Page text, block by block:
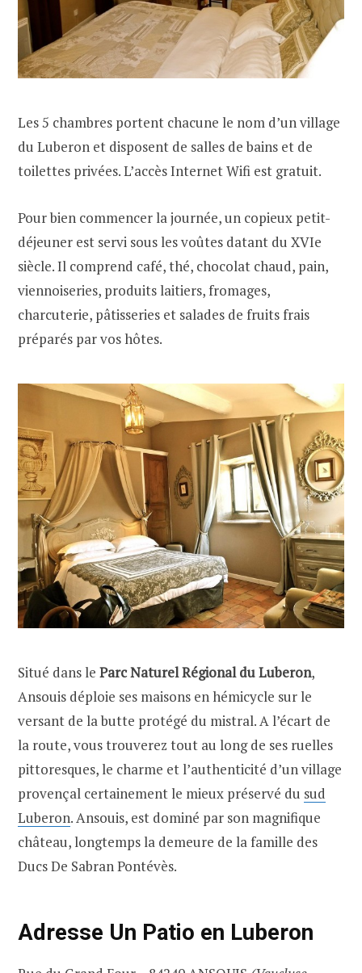
Les 5 chambres portent chacune le nom d’un village
du Luberon et disposent de salles de bains et de
toilettes privées. L’accès Internet Wifi est gratuit.
Pour bien commencer la journée, un copieux petit-
déjeuner est servi sous les voûtes datant du XVIe
siècle. Il comprend café, thé, chocolat chaud, pain,
viennoiseries, produits laitiers, fromages,
charcuterie, pâtisseries et salades de fruits frais
préparés par vos hôtes.
Situé dans le Parc Naturel Régional du Luberon,
Ansouis déploie ses maisons en hémicycle sur le
versant de la butte protégé du mistral. A l’écart de
la route, vous trouverez tout au long de ses ruelles
pittoresques, le charme et l’authenticité d’un village
provençal certainement le mieux préservé du sud
Luberon. Ansouis, est dominé par son magnifique
château, longtemps la demeure de la famille des
Ducs De Sabran Pontévès.
Adresse Un Patio en Luberon